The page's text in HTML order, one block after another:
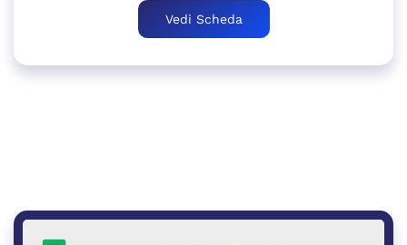
Vedi Scheda